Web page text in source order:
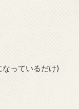
っているだけ)